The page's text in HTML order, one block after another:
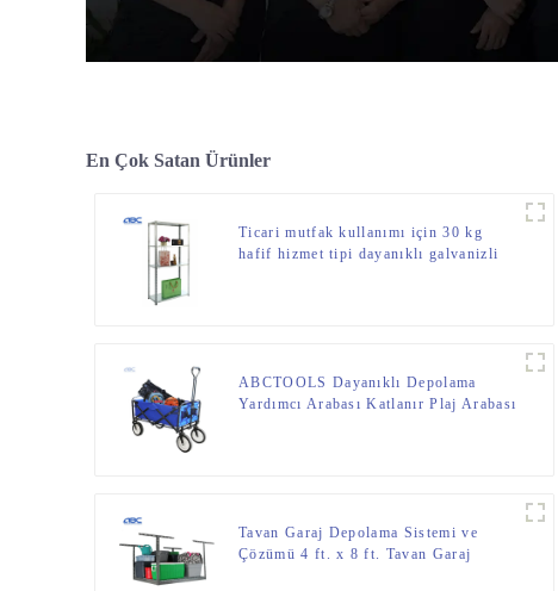
En Çok Satan Ürünler
Ticari mutfak kullanımı için 30 kg
hafif hizmet tipi dayanıklı galvanizli
ABCTOOLS Dayanıklı Depolama
Yardımcı Arabası Katlanır Plaj Arabası
Tavan Garaj Depolama Sistemi ve
Çözümü 4 ft. x 8 ft. Tavan Garaj